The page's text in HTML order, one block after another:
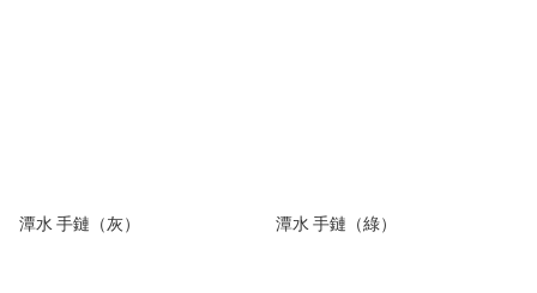
潭水 手鏈（灰） 潭水 手鏈（綠）